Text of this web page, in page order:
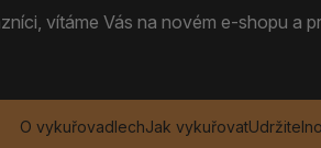
vítáme Vás na novém e-shopu a
O vykuřovadlechJak vykuřovat